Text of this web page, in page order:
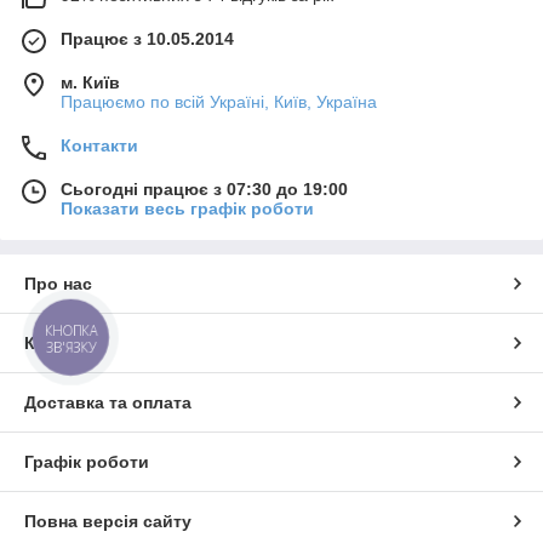
З 7.30 до 20.00
Наші Телефони
Працює з 10.05.2014
м. Київ
Працюємо по всій Україні, Київ, Україна
Контакти
Сьогодні працює з 07:30 до 19:00
Показати весь графік роботи
Про нас
Контакти
Доставка та оплата
Графік роботи
Повна версія сайту
КНОПКА
ЗВ'ЯЗКУ